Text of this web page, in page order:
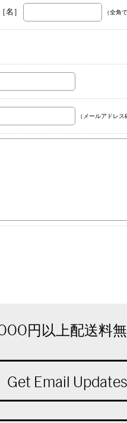
［名］ （全角
（メールアドレ
円以上配送料
Get Email